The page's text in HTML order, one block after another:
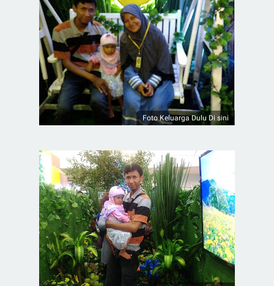
Foto Keluarga Dulu Di sini